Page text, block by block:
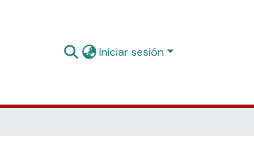
Iniciar sesión